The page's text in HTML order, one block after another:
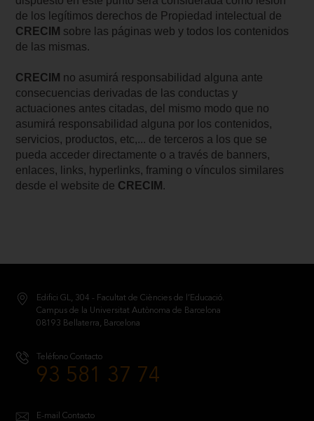
de los legítimos derechos de Propiedad intelectual de
CRECIM sobre las páginas web y todos los contenidos
de las mismas.
CRECIM no asumirá responsabilidad alguna ante
consecuencias derivadas de las conductas y
actuaciones antes citadas, del mismo modo que no
asumirá responsabilidad alguna por los contenidos,
servicios, productos, etc,... de terceros a los que se
pueda acceder directamente o a través de banners,
enlaces, links, hyperlinks, framing o vínculos similares
desde el website de CRECIM .
Edifici GL, 304 - Facultat de Ciències de l’Educació.
Campus de la Universitat Autònoma de Barcelona
08193 Bellaterra, Barcelona
Teléfono Contacto
93 581 37 74
E-mail Contacto